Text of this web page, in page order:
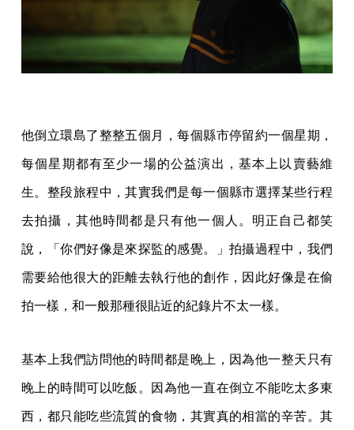
他倒立環島了整整五個月，每個縣市停留約一個星期，
每個星期都有至少一場的公益演出，基本上以賣藝維
生。整段旅程中，其實我們是每一個縣市選擇某些行程
去拍攝，其他時間都是只有他一個人。明正自己都笑
說，「你們好像是來探監的感覺。」拍攝過程中，我們
需要給他很大的距離去執行他的創作，因此好像是在偷
拍一樣，和一般那種很貼近的紀錄片不太一樣。
基本上我們訪問他的時間都是晚上，因為他一整天只有
晚上的時間可以吃飯。因為他一直在倒立不能吃太多東
西，都只能吃些流質的食物，其實真的相當的辛苦。其